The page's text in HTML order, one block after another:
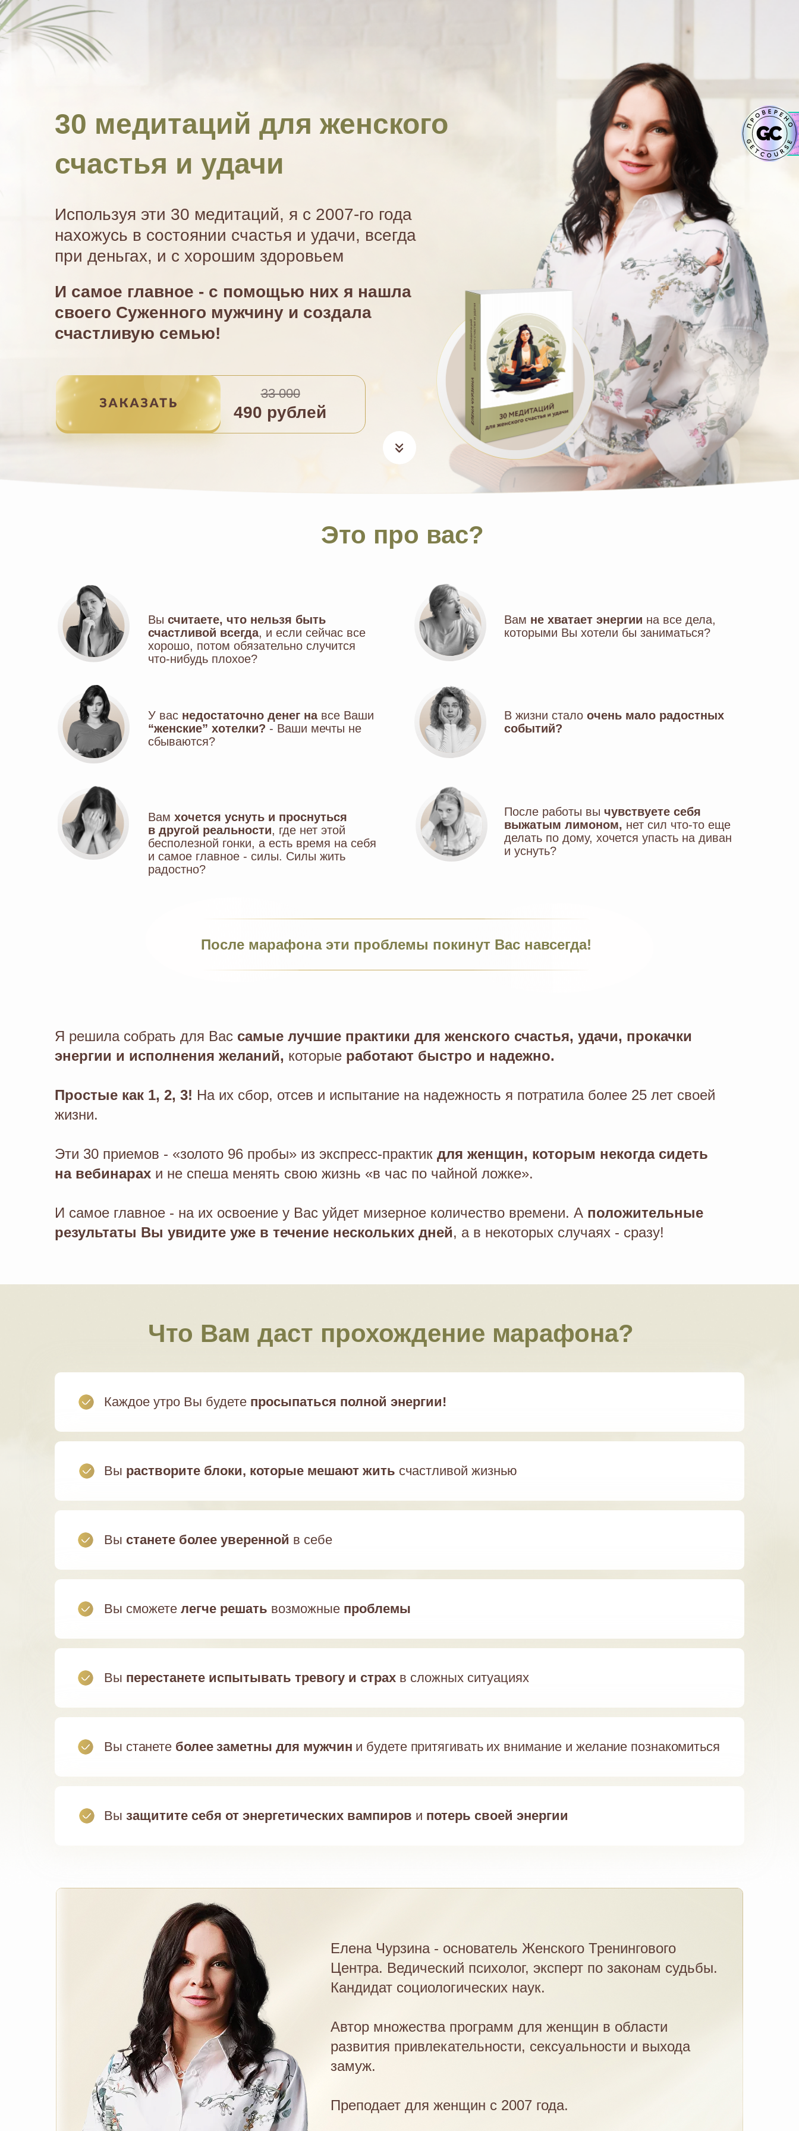
33 000
490 рублей
30 медитаций для женского
счастья и удачи
Используя эти 30 медитаций, я c 2007-го года
нахожусь в состоянии счастья и удачи, всегда
при деньгах, и с хорошим здоровьем
И самое главное - с помощью них я нашла
своего Суженного мужчину и создала
счастливую семью!
Это про вас?
Вы считаете, что нельзя быть
счастливой всегда, и если сейчас все
хорошо, потом обязательно случится
что-нибудь плохое?
Вам не хватает энергии на все дела,
которыми Вы хотели бы заниматься?
У вас недостаточно денег навсе Ваши
“женские” хотелки? - Ваши мечты не
сбываются?
В жизни стало очень мало радостных
событий?
Вам хочется уснуть и проснуться
в другой реальности, где нет этой
бесполезной гонки, а есть время на себя
и самое главное - силы. Силы жить
радостно?
После работы вы чувствуете себя
выжатым лимоном, нет сил что-то еще
делать по дому, хочется упасть на диван
и уснуть?
После марафона эти проблемы покинут Вас навсегда!
Я решила собрать для Вас самые лучшие практики для женского счастья, удачи, прокачки
энергии и исполнения желаний, которые работают быстро и надежно.
Простые как 1, 2, 3! На их сбор, отсев и испытание на надежность я потратила более 25 лет своей
жизни.
Эти 30 приемов - «золото 96 пробы» из экспресс-практик для женщин, которым некогда сидеть
на вебинарах и не спеша менять свою жизнь «в час по чайной ложке».
И самое главное - на их освоение у Вас уйдет мизерное количество времени. А положительные
результаты Вы увидите уже в течение нескольких дней, а в некоторых случаях - сразу!
Что Вам даст прохождение марафона?
Каждое утро Вы будете просыпаться полной энергии!
Вы растворите блоки, которые мешают жить счастливой жизнью
Вы станете более уверенной в себе
Вы сможете легче решать возможные проблемы
Вы перестанете испытывать тревогу и страх в сложных ситуациях
Вы станете более заметны для мужчин и будете притягивать их внимание и желание познакомиться
Вы защитите себя от энергетических вампиров и потерь своей энергии
Елена Чурзина - основатель Женского Тренингового
Центра. Ведический психолог, эксперт по законам судьбы.
Кандидат социологических наук.
Автор множества программ для женщин в области
развития привлекательности, сексуальности и выхода
замуж.
Преподает для женщин с 2007 года.
Нажмите кнопку"Заказать" и получите курс "30
золотых практик для женского счастья и удачи"